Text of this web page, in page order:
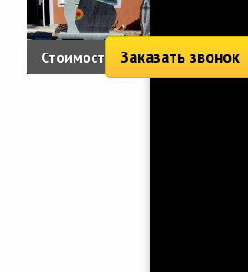
Стоимость: Заказать звонок